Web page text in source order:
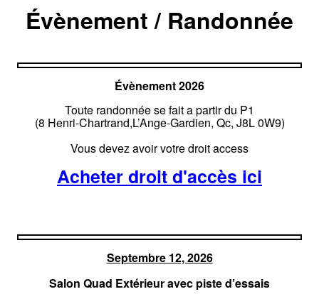
Évènement / Randonnée
Évènement 2026
Toute randonnée se fait a partir du P1
(8 Henri-Chartrand,L’Ange-Gardien, Qc, J8L 0W9)
Vous devez avoir votre droit access
Acheter droit d'accès ici
Septembre 12, 2026
Salon Quad Extérieur avec piste d’essais